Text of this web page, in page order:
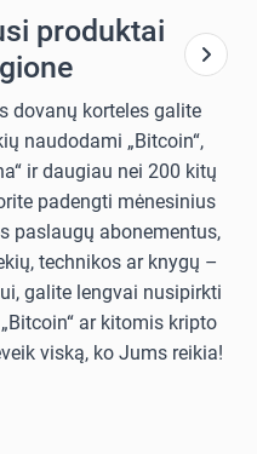
produktai
dovanų korteles galite
naudodami „Bitcoin“,
ir daugiau nei 200 kitų
padengti mėnesinius
paslaugų abonementus,
technikos ar knygų –
galite lengvai nusipirkti
ar kitomis kripto
viską, ko Jums reikia!